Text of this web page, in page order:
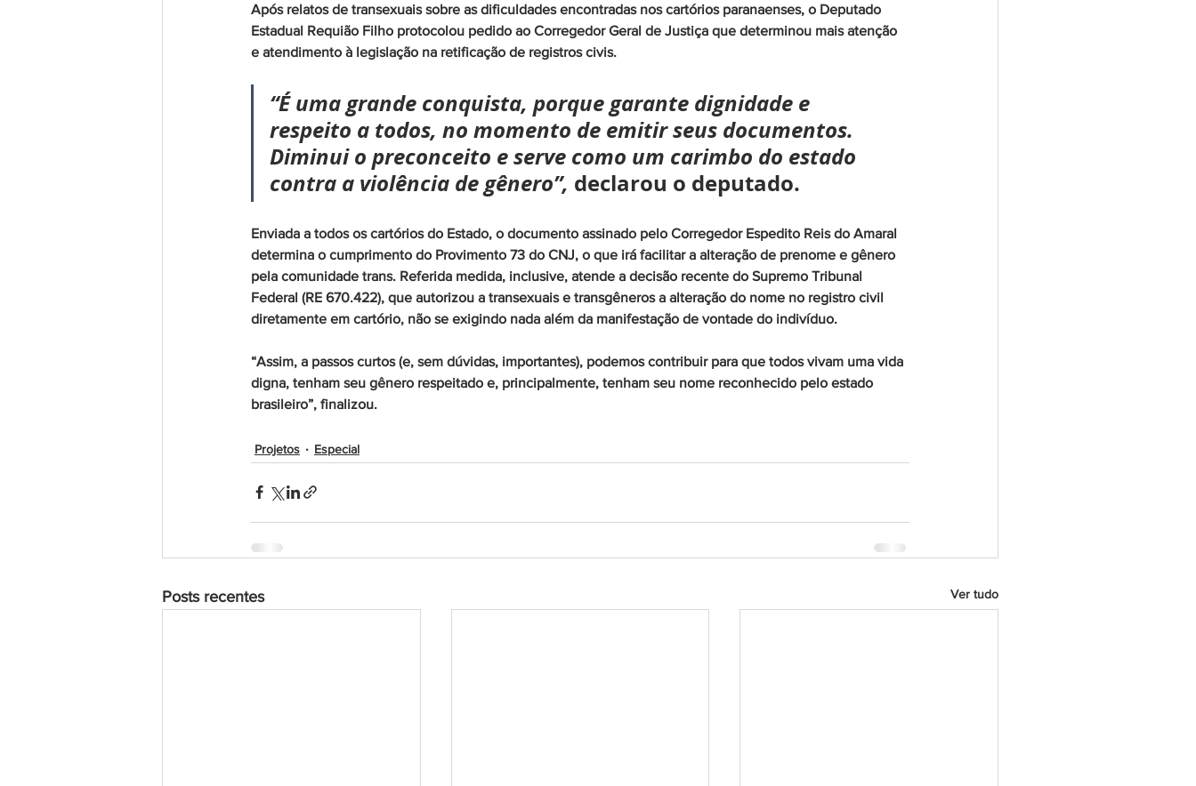
Após relatos de transexuais sobre as dificuldades encontradas nos cartórios paranaenses, o Deputado
Estadual Requião Filho protocolou pedido ao Corregedor Geral de Justiça que determinou mais atenção
e atendimento à legislação na retificação de registros civis.
“É uma grande conquista, porque garante dignidade e
respeito a todos, no momento de emitir seus documentos.
Diminui o preconceito e serve como um carimbo do estado
contra a violência de gênero”, declarou o deputado.
Enviada a todos os cartórios do Estado, o documento assinado pelo Corregedor Espedito Reis do Amaral
determina o cumprimento do Provimento 73 do CNJ, o que irá facilitar a alteração de prenome e gênero
pela comunidade trans. Referida medida, inclusive, atende a decisão recente do Supremo Tribunal
Federal (RE 670.422), que autorizou a transexuais e transgêneros a alteração do nome no registro civil
diretamente em cartório, não se exigindo nada além da manifestação de vontade do indivíduo.
“Assim, a passos curtos (e, sem dúvidas, importantes), podemos contribuir para que todos vivam uma vida
digna, tenham seu gênero respeitado e, principalmente, tenham seu nome reconhecido pelo estado
brasileiro”, finalizou.
Projetos Especial
Posts recentes Ver tudo